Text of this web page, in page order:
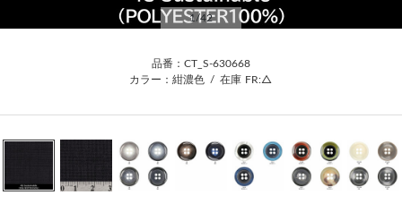
1 /42
品番：CT_S-630668
カラー：紺濃色
/ 在庫 FR:△